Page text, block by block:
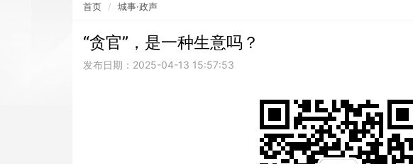
首页 城事·政声
“贪官”，是一种生意吗？
发布日期：2025-04-13 15:57:53